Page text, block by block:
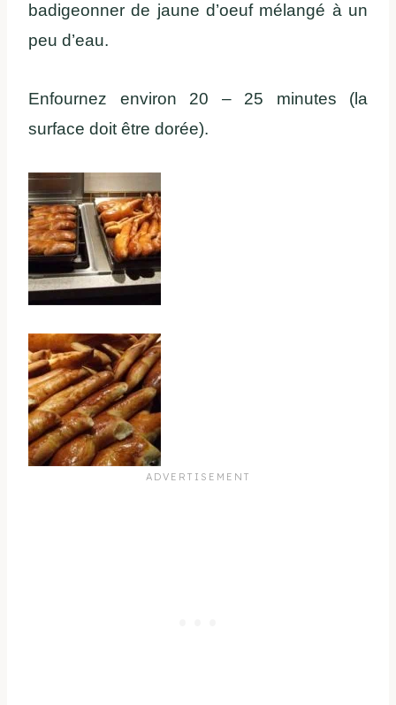
badigeonner de jaune d’oeuf mélangé à un
peu d’eau.
Enfournez environ 20 – 25 minutes (la
surface doit être dorée).